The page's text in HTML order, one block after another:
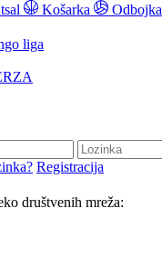
Košarka Odbojka
liga
Registracija
društvenih mreža: